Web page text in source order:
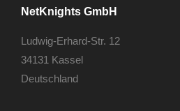
NetKnights GmbH
Ludwig-Erhard-Str. 12
34131 Kassel
Deutschland